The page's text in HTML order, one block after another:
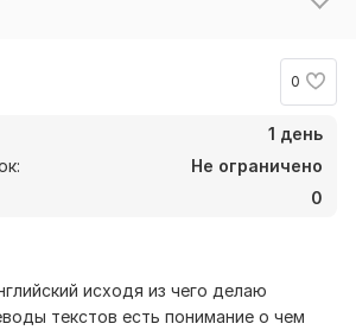
0
1 день
Не ограничено
0
исходя из чего делаю
текстов есть понимание о чем